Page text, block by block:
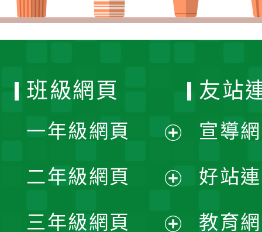
班級網頁
一年級網頁
開
選
二年級網頁
三年級網頁
友站
宣導
好站
教育